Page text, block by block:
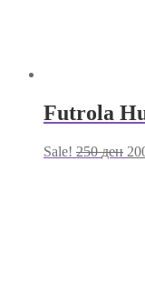
Futrola
Sale! 250ден